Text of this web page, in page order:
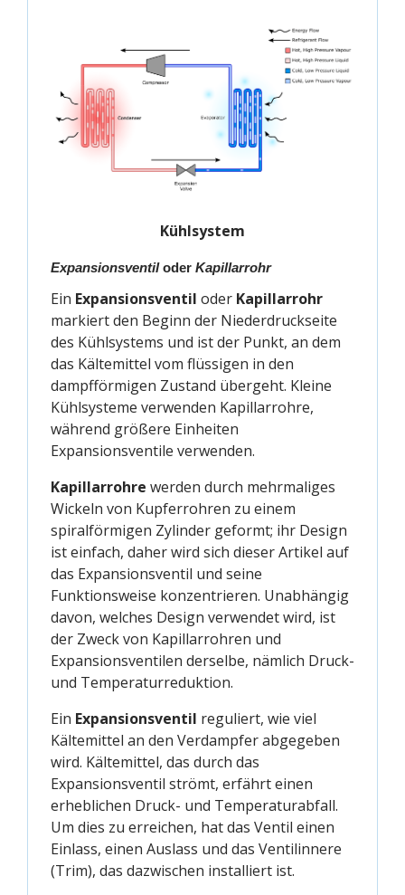
Kühlsystem
Expansionsventiloder Kapillarrohr
Ein Expansionsventil oder Kapillarrohr
markiert den Beginn der Niederdruckseite
des Kühlsystems und ist der Punkt, an dem
das Kältemittel vom flüssigen in den
dampfförmigen Zustand übergeht. Kleine
Kühlsysteme verwenden Kapillarrohre,
während größere Einheiten
Expansionsventile verwenden.
Kapillarrohre werden durch mehrmaliges
Wickeln von Kupferrohren zu einem
spiralförmigen Zylinder geformt; ihr Design
ist einfach, daher wird sich dieser Artikel auf
das Expansionsventil und seine
Funktionsweise konzentrieren. Unabhängig
davon, welches Design verwendet wird, ist
der Zweck von Kapillarrohren und
Expansionsventilen derselbe, nämlich Druck-
und Temperaturreduktion.
Ein Expansionsventil reguliert, wie viel
Kältemittel an den Verdampfer abgegeben
wird. Kältemittel, das durch das
Expansionsventil strömt, erfährt einen
erheblichen Druck- und Temperaturabfall.
Um dies zu erreichen, hat das Ventil einen
Einlass, einen Auslass und das Ventilinnere
(Trim), das dazwischen installiert ist.